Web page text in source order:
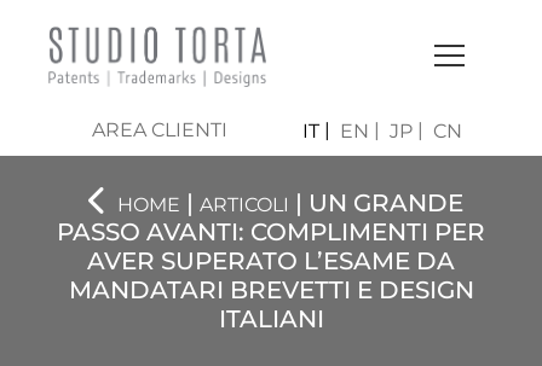
AREA CLIENTI IT EN JP CN
HOME | ARTICOLI | UN GRANDE
PASSO AVANTI: COMPLIMENTI PER
AVER SUPERATO L’ESAME DA
MANDATARI BREVETTI E DESIGN
ITALIANI